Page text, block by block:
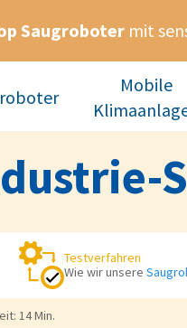
Saugrobotermit
Mobile
Testverfahren
Wie wir unsere
14 Min.